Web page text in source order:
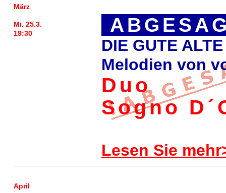
März
Mi. 25.3.
19:30
DIE GUTE
Melodien von
Duo
Sogno
Lesen Sie
April